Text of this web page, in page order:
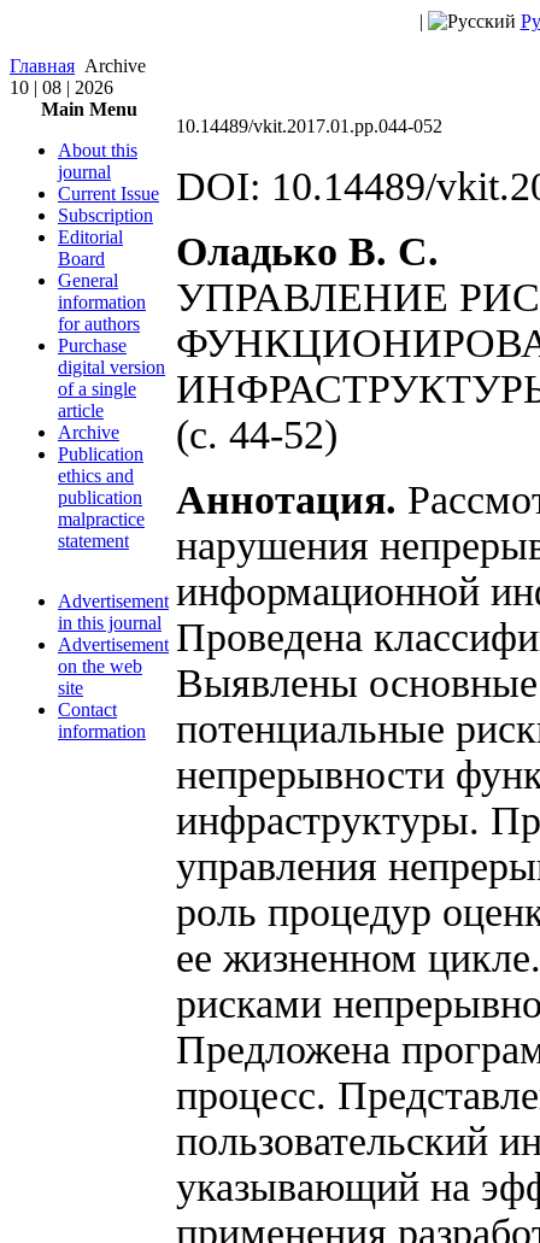
|
Главная Archive
10 | 08 | 2026
Main Menu
About this
journal
Current Issue
Subscription
Editorial
Board
General
information
for authors
Purchase
digital version
of a single
article
Archive
Publication
ethics and
publication
malpractice
statement
Advertisement
in this journal
Advertisement
on the web
site
Contact
information
10.14489/vkit.2017.01.pp.044-052
DOI: 10.14489/
Оладько В. С.
УПРАВЛЕНИЕ
(c. 44-52)
Аннотация.
нарушения
информационной
Проведена
Выявлены основные
потенциальные
непрерывности
инфраструктуры.
управления
роль процедур
ее жизненном
рисками
Предложена
процесс.
пользовательский
указывающий на
применения